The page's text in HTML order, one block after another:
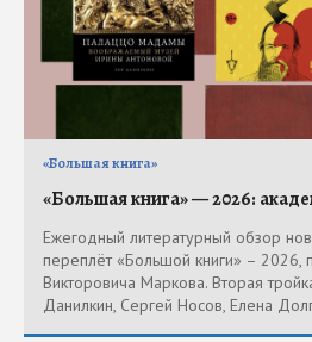
«Большая книга»
«Большая книга» — 2026:
Ежегодный литературный обзор
переплёт «Большой книги» – 2026,
Викторовича Маркова. Вторая
Данилкин, Сергей Носов, Елена